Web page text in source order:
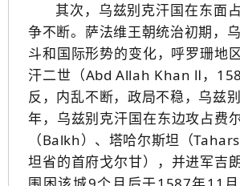
其次，乌兹别克汗国在东面
争不断。萨法维王朝统治初期，
斗和国际形势的变化，呼罗珊地
汗二世（Abd Allah Khan Ⅱ，
反，内乱不断，政局不稳，乌兹
年，乌兹别克汗国在东边攻占
（Balkh）、塔哈尔斯坦（
坦省的首府戈尔甘），并进军吉